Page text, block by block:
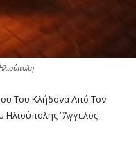
Του Κλήδονα Από Τον
Ηλιούπολης “Άγγελος